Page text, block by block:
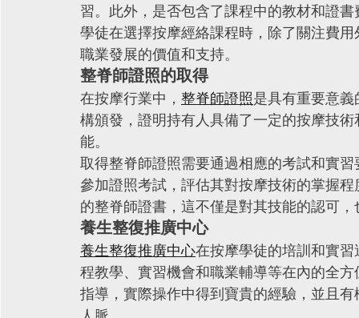
習。此外，是否包含了課程中的教材和證
學徒在選擇按摩經絡課程時，除了關注費
職業發展的價值和支持。
整脊師證照的取得
在按摩行業中， 整脊師證照是具有重要意
構頒發，證明持有人具備了一定的按摩技
能。
取得整脊師證照需要通過相應的考試和實
參加證照考試，評估其對按摩技術的掌握
的整脊師證書，這不僅是對其技能的認可
養生整復推廣中心
養生整復推廣中心在按摩學徒的培訓和實
程教學、實習機會和職業輔導等在內的全
指導，實際操作中得到寶貴的經驗，並且